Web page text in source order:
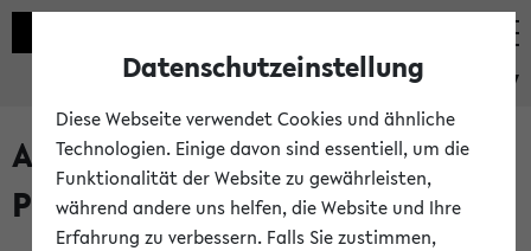
eKVV
Alle noch stattfindenden
Prüfungen
Datenschutzeinstellung
Diese Webseite verwendet Cookies und ähnliche
Technologien. Einige davon sind essentiell, um die
Funktionalität der Website zu gewährleisten,
während andere uns helfen, die Website und Ihre
Erfahrung zu verbessern. Falls Sie zustimmen,